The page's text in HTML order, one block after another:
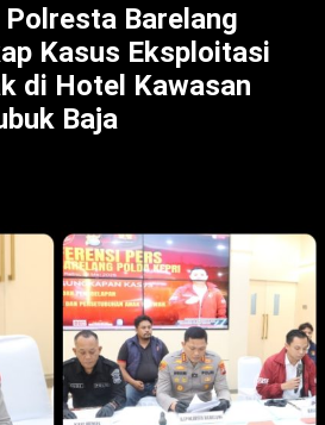
Barelang
Kasus Eksploitasi
di Hotel Kawasan
Baja